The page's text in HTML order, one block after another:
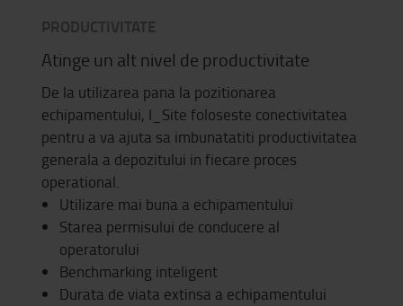
PRODUCTIVITATE
Atinge un alt nivel de productivitate
De la utilizarea pana la pozitionarea
echipamentului, I_Site foloseste conectivitatea
pentru a va ajuta sa imbunatatiti productivitatea
generala a depozitului in fiecare proces
operational.
Utilizare mai buna a echipamentului
Starea permisului de conducere al
operatorului
Benchmarking inteligent
Durata de viata extinsa a echipamentului